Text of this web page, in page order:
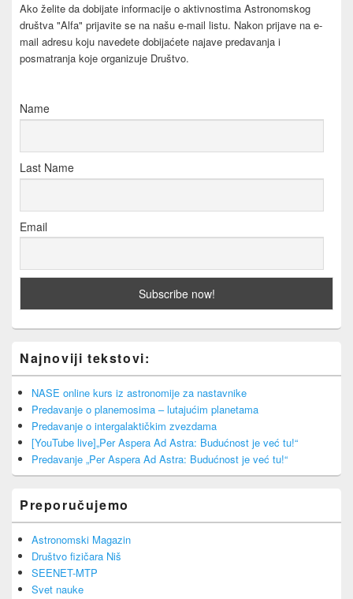
Ako želite da dobijate informacije o aktivnostima Astronomskog
društva "Alfa" prijavite se na našu e-mail listu. Nakon prijave na e-
mail adresu koju navedete dobijaćete najave predavanja i
posmatranja koje organizuje Društvo.
Name
Last Name
Email
Najnoviji tekstovi:
NASE online kurs iz astronomije za nastavnike
Predavanje o planemosima – lutajućim planetama
Predavanje o intergalaktičkim zvezdama
[YouTube live]„Per Aspera Ad Astra: Budućnost je već tu!“
Predavanje „Per Aspera Ad Astra: Budućnost je već tu!“
Preporučujemo
Astronomski Magazin
Društvo fizičara Niš
SEENET-MTP
Svet nauke